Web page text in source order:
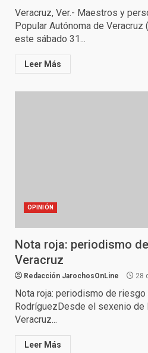
Veracruz, Ver.- Maestros y
Popular Autónoma de Veracruz
este sábado 31...
Leer Más
OPINIÓN
Nota roja: periodismo
Veracruz
Redacción JarochosOnLine 28
Nota roja: periodismo de
RodríguezDesde el sexenio de
Veracruz...
Leer Más